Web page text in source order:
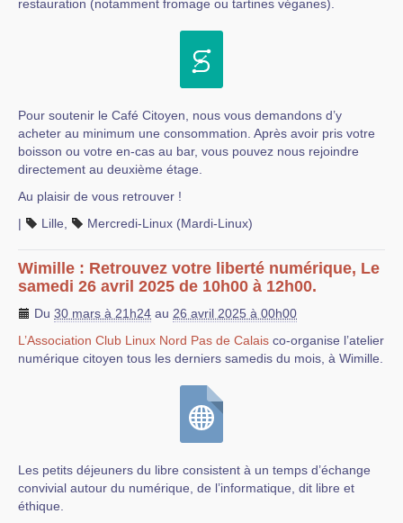
restauration (notamment fromage ou tartines véganes).
Pour soutenir le Café Citoyen, nous vous demandons d’y
acheter au minimum une consommation. Après avoir pris votre
boisson ou votre en-cas au bar, vous pouvez nous rejoindre
directement au deuxième étage.
Au plaisir de vous retrouver !
|
Lille Mercredi-Linux (Mardi-Linux)
Wimille : Retrouvez votre liberté numérique, Le
samedi 26 avril 2025 de 10h00 à 12h00.
Du 30 mars à 21h24 au 26 avril 2025 à 00h00
L’Association Club Linux Nord Pas de Calais co-organise l’atelier
numérique citoyen tous les derniers samedis du mois, à Wimille.
Les petits déjeuners du libre consistent à un temps d’échange
convivial autour du numérique, de l’informatique, dit libre et
éthique.